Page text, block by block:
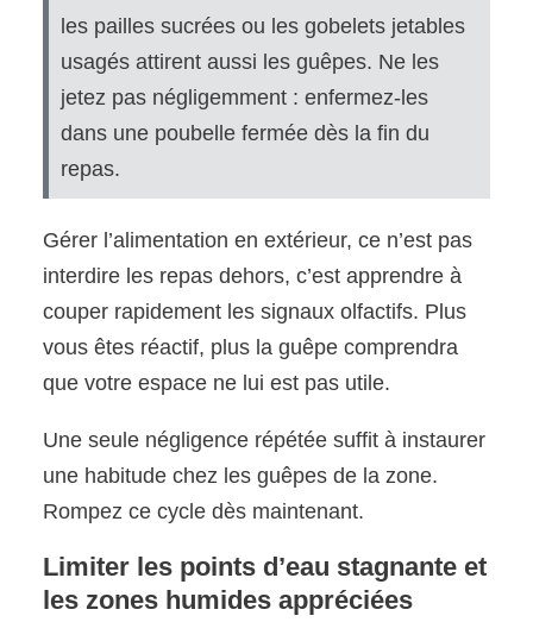
les pailles sucrées ou les gobelets jetables
usagés attirent aussi les guêpes. Ne les
jetez pas négligemment : enfermez-les
dans une poubelle fermée dès la fin du
repas.
Gérer l’alimentation en extérieur, ce n’est pas
interdire les repas dehors, c’est apprendre à
couper rapidement les signaux olfactifs. Plus
vous êtes réactif, plus la guêpe comprendra
que votre espace ne lui est pas utile.
Une seule négligence répétée suffit à instaurer
une habitude chez les guêpes de la zone.
Rompez ce cycle dès maintenant.
Limiter les points d’eau stagnante et
les zones humides appréciées